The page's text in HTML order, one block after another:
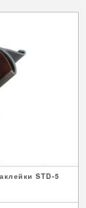
STD-5